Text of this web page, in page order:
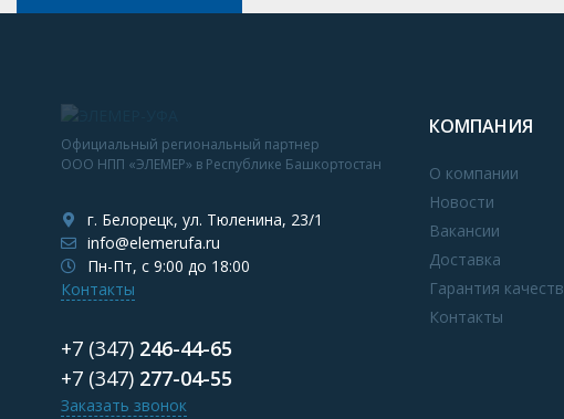
Официальный региональный партнер
ООО НПП «ЭЛЕМЕР» в Республике Башкортостан
г. Белорецк, ул. Тюленина, 23/1
info@elemerufa.ru
Пн-Пт, с 9:00 до 18:00
Контакты
+7 (347) 246-44-65
+7 (347) 277-04-55
Заказать звонок
КОМПАНИЯ
О компании
Новости
Вакансии
Доставка
Гарантия
Контакты